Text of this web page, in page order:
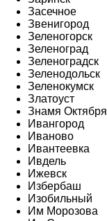
Засечное
Звенигород
Зеленогорск
Зеленоград
Зеленоградск
Зеленодольск
Зеленокумск
Златоуст
Знамя Октября
Ивангород
Иваново
Ивантеевка
Ивдель
Ижевск
Избербаш
Изобильный
Им Морозова